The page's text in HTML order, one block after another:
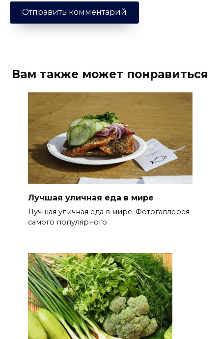
Вам также может понравиться
Лучшая уличная еда в мире
Лучшая уличная еда в мире. Фотогаллерея
самого популярного